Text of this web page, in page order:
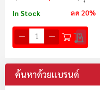
In Stock ลด 20%
ค้นหาด้วยแบรนด์